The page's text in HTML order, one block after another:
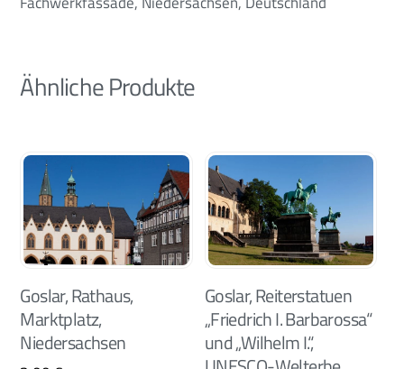
Ähnliche Produkte
Goslar, Rathaus,
Marktplatz,
Niedersachsen
Goslar, Reiterstatuen
„Friedrich I. Barbarossa“
und „Wilhelm I.“,